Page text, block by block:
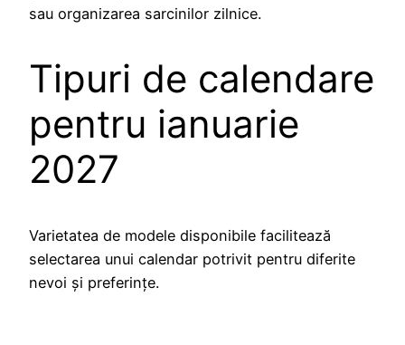
sau organizarea sarcinilor zilnice.
Tipuri de calendare
pentru ianuarie
2027
Varietatea de modele disponibile facilitează
selectarea unui calendar potrivit pentru diferite
nevoi și preferințe.